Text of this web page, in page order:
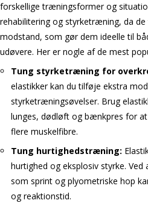
forskellige træningsformer og
rehabilitering og styrketræning, da
modstand, som gør dem ideelle til
udøvere. Her er nogle af de mest
Tung styrketræning for
elastikker kan du tilføje ekstra
styrketræningsøvelser. Brug
lunges, dødløft og bænkpres for
flere muskelfibre.
Tung hurtighedstræning:
hurtighed og eksplosiv styrke.
som sprint og plyometriske hop
og reaktionstid.